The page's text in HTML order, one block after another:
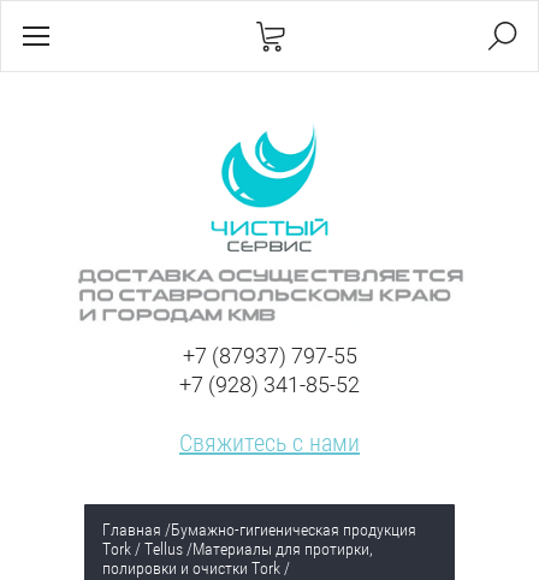
+7 (87937) 797-55
+7 (928) 341-85-52
Свяжитесь с нами
Главная /Бумажно-гигиеническая продукция
Tork / Tellus/Материалы для протирки,
полировки и очистки Tork/